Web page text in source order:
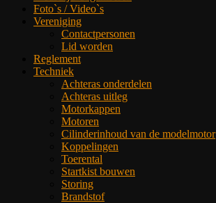
Foto`s / Video`s
Vereniging
Contactpersonen
Lid worden
Reglement
Techniek
Achteras onderdelen
Achteras uitleg
Motorkappen
Motoren
Cilinderinhoud van de modelmotor
Koppelingen
Toerental
Startkist bouwen
Storing
Brandstof